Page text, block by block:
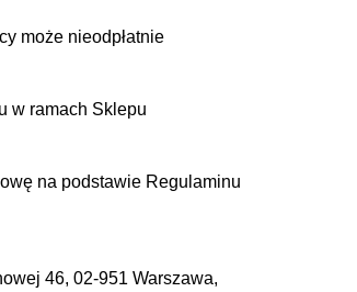
może nieodpłatnie
w ramach Sklepu
na podstawie Regulaminu
46, 02-951 Warszawa,